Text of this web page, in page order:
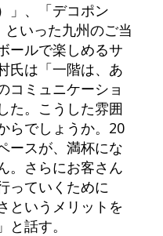
」、「デコポン
といった九州のご当
ールで楽しめるサ
氏は「一階は、あ
コミュニケーショ
た。こうした雰囲
らでしょうか。20
ースが、満杯にな
。さらにお客さん
っていくために
というメリットを
話す。